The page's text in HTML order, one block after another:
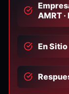
AMRT ·
En